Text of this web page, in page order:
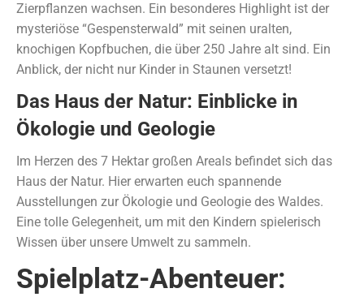
Zierpflanzen wachsen. Ein besonderes Highlight ist der
mysteriöse “Gespensterwald” mit seinen uralten,
knochigen Kopfbuchen, die über 250 Jahre alt sind. Ein
Anblick, der nicht nur Kinder in Staunen versetzt!
Das Haus der Natur: Einblicke in
Ökologie und Geologie
Im Herzen des 7 Hektar großen Areals befindet sich das
Haus der Natur. Hier erwarten euch spannende
Ausstellungen zur Ökologie und Geologie des Waldes.
Eine tolle Gelegenheit, um mit den Kindern spielerisch
Wissen über unsere Umwelt zu sammeln.
Spielplatz-Abenteuer: